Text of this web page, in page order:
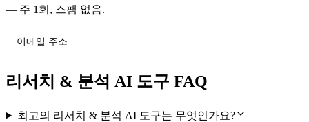
— 주 1회, 스팸 없음.
리서치 & 분석 AI 도구 FAQ
최고의 리서치 & 분석 AI 도구는 무엇인가요?